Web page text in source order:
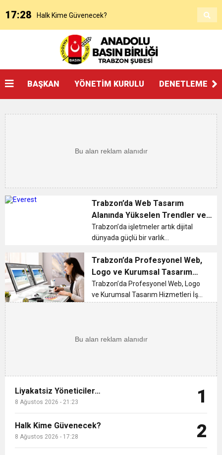
17:28 Halk Kime Güvenecek?
KANAAT TACİRLERİ
20:25
18:17
14:45
TS Divan Başkanlık Kurulunun Basın
Açıklaması
12:17 MOHAMED SALAH VE ŞAMPİYON
TRABZONSPOR Ayhan Pala yazdı
21:23 Liyakatsiz Yöneticiler…
BAŞKAN YÖNETİM KURULU DENETLEME
Trabzon’da Web Tasarım
Alanında Yükselen Trendler ve
61 Medya’nın Dijital Çözümleri
Trabzon’da işletmeler artık dijital
dünyada güçlü bir varlık
Her sektörde rekabetin hızla arttığı
günümüzde, Trabzon web tasarım
hizmetleri markaların dijital kim...
Trabzon’da Profesyonel Web,
Logo ve Kurumsal Tasarım
Hizmetleri
Trabzon’da Profesyonel Web, Logo
ve Kurumsal Tasarım Hizmetleri İş
biridir. Trabzon’da faaliyet gösteren
Liyakatsiz Yöneticiler…
8 Ağustos 2026 - 21:23 1
Halk Kime Güvenecek?
8 Ağustos 2026 - 17:28 2